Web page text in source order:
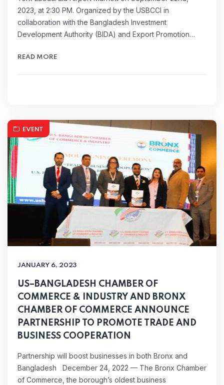
2023, at 2:30 PM. Organized by the USBCCI in
collaboration with the Bangladesh Investment
Development Authority (BIDA) and Export Promotion…
READ MORE
EVENT
JANUARY 6, 2023
US–BANGLADESH CHAMBER OF
COMMERCE & INDUSTRY AND BRONX
CHAMBER OF COMMERCE ANNOUNCE
PARTNERSHIP TO PROMOTE TRADE AND
BUSINESS COOPERATION
Partnership will boost businesses in both Bronx and
Bangladesh December 24, 2022 — The Bronx Chamber
of Commerce, the borough’s oldest business